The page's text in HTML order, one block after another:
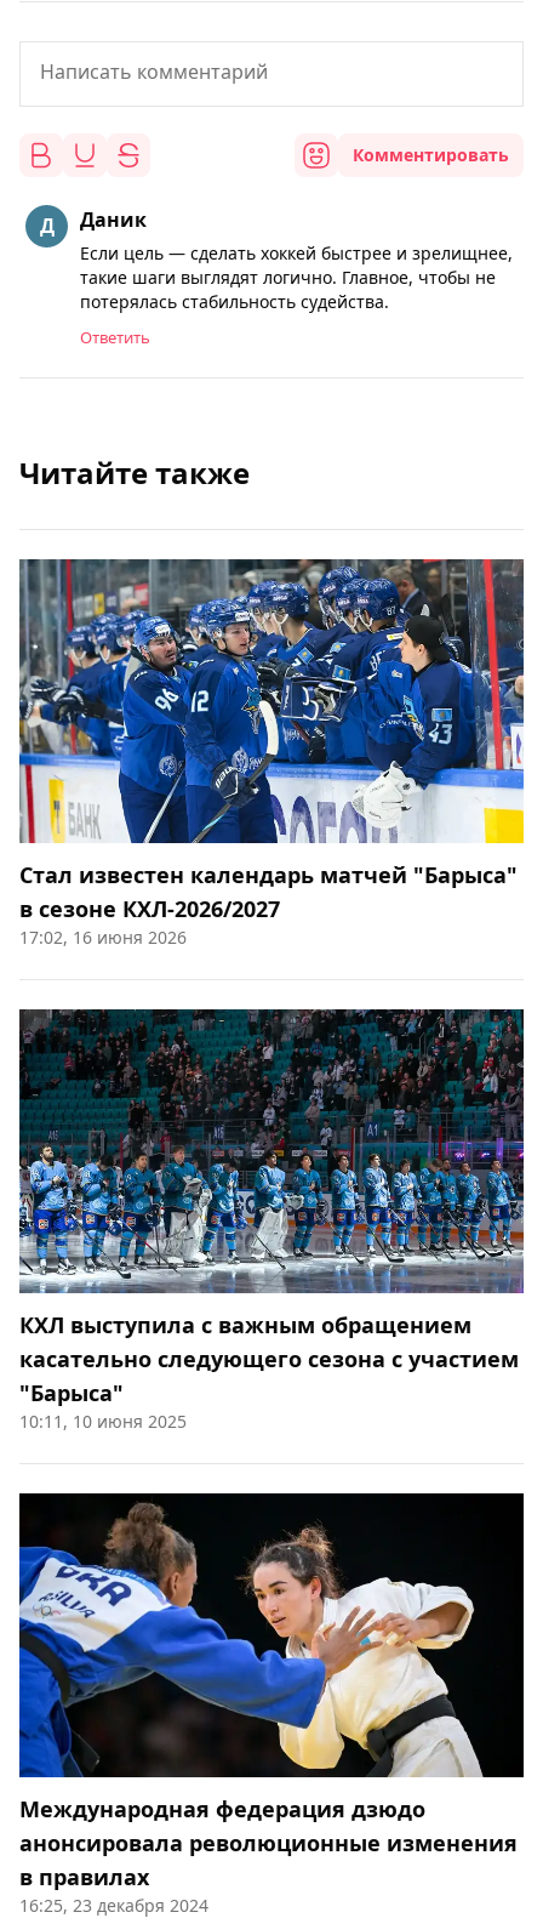
Комментировать
Даник
Если цель — сделать хоккей быстрее и зрелищнее,
такие шаги выглядят логично. Главное, чтобы не
потерялась стабильность судейства.
Ответить
Читайте также
Стал известен календарь матчей "Барыса"
в сезоне КХЛ-2026/2027
17:02, 16 июня 2026
КХЛ выступила с важным обращением
касательно следующего сезона с участием
"Барыса"
10:11, 10 июня 2025
Международная федерация дзюдо
анонсировала революционные изменения
в правилах
16:25, 23 декабря 2024